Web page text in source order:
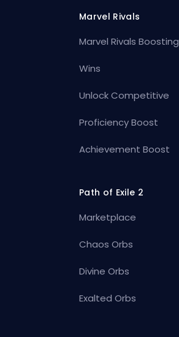
Marvel Rivals
Marvel Rivals Boosting
Wins
Unlock Competitive
Proficiency Boost
Achievement Boost
Path of Exile 2
Marketplace
Chaos Orbs
Divine Orbs
Exalted Orbs